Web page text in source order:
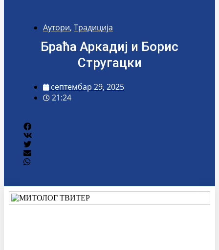
Аутори, Традиција
Браћа Аркадиј и Борис
Стругацки
септембар 29, 2025
21:24